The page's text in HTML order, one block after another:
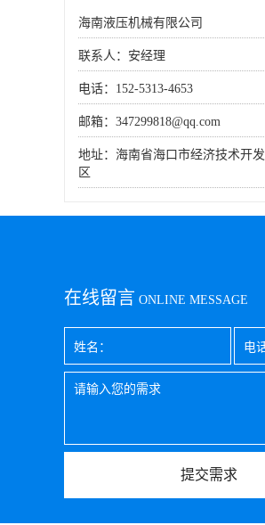
海南液压机械有限公司
联系人：安经理
电话：152-5313-4653
邮箱：347299818@qq.com
地址：海南省海口市经济技术开发
区
在线留言 ONLINE MESSAGE
提交需求